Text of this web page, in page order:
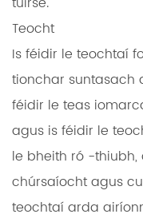
Teocht
Is féidir le teochtaí
tionchar suntasach
féidir le teas
agus is féidir le
le bheith ró -
chúrsaíocht agus
teochtaí arda